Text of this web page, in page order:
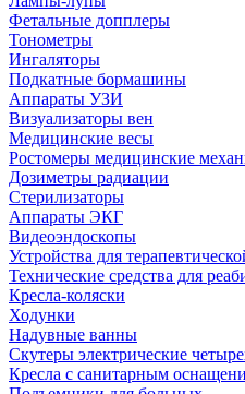
Фетальные допплеры
Тонометры
Ингаляторы
Подкатные бормашины
Аппараты УЗИ
Визуализаторы вен
Медицинские весы
Ростомеры медицинские
Дозиметры радиации
Стерилизаторы
Аппараты ЭКГ
Видеоэндоскопы
Устройства для
Технические средства для
Кресла-коляски
Ходунки
Надувные ванны
Скутеры электрические
Кресла с санитарным